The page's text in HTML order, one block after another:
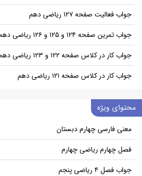
جواب فعالیت صفحه ۱۲۷ ریاضی دهم
جواب تمرین صفحه ۱۲۴ و ۱۲۵ و ۱۲۶ ریاضی دهم
جواب کار در کلاس صفحه ۱۲۲ و ۱۲۳ ریاضی دهم
جواب کار در کلاس صفحه ۱۲۱ ریاضی دهم
محتوای ویژه
معنی فارسی چهارم دبستان
فصل چهارم ریاضی چهارم
جواب فصل ۴ ریاضی پنجم